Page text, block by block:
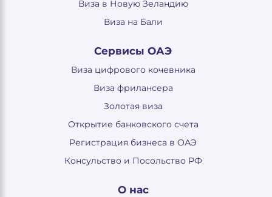
Виза в Новую Зеландию
Виза на Бали
Сервисы ОАЭ
Виза цифрового кочевника
Виза фрилансера
Золотая виза
Открытие банковского счета
Регистрация бизнеса в ОАЭ
Консульство и Посольство РФ
О нас